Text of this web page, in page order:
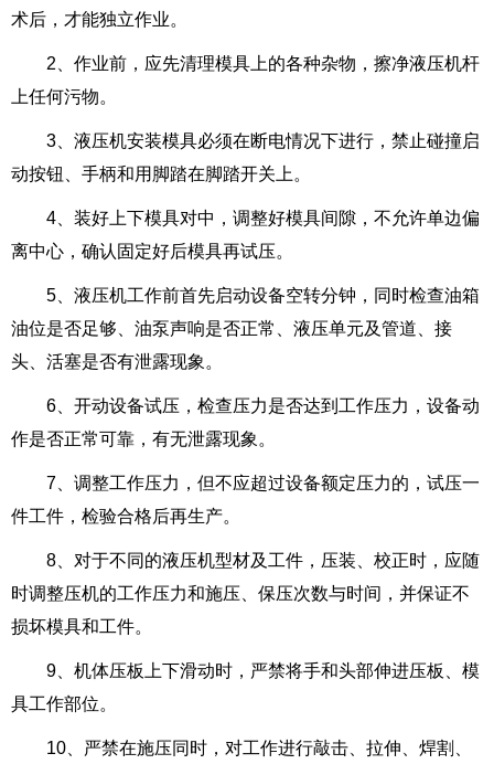
术后，才能独立作业。
2、作业前，应先清理模具上的各种杂物，擦净液压机杆
上任何污物。
3、液压机安装模具必须在断电情况下进行，禁止碰撞启
动按钮、手柄和用脚踏在脚踏开关上。
4、装好上下模具对中，调整好模具间隙，不允许单边偏
离中心，确认固定好后模具再试压。
5、液压机工作前首先启动设备空转分钟，同时检查油箱
油位是否足够、油泵声响是否正常、液压单元及管道、接
头、活塞是否有泄露现象。
6、开动设备试压，检查压力是否达到工作压力，设备动
作是否正常可靠，有无泄露现象。
7、调整工作压力，但不应超过设备额定压力的，试压一
件工件，检验合格后再生产。
8、对于不同的液压机型材及工件，压装、校正时，应随
时调整压机的工作压力和施压、保压次数与时间，并保证不
损坏模具和工件。
9、机体压板上下滑动时，严禁将手和头部伸进压板、模
具工作部位。
10、严禁在施压同时，对工作进行敲击、拉伸、焊割、